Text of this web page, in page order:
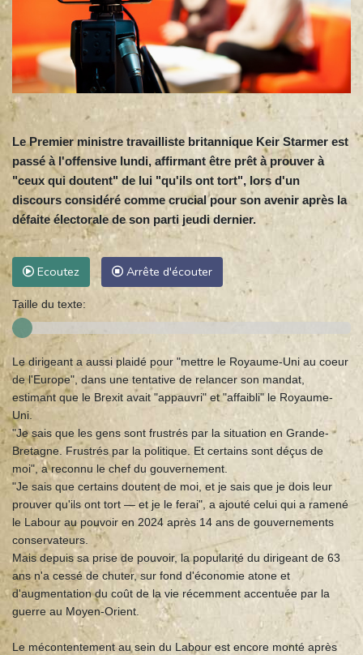
Le Premier ministre travailliste britannique Keir Starmer est
passé à l'offensive lundi, affirmant être prêt à prouver à
"ceux qui doutent" de lui "qu'ils ont tort", lors d'un
discours considéré comme crucial pour son avenir après la
défaite électorale de son parti jeudi dernier.
Ecoutez Arrête d'écouter
Taille du texte:
Le dirigeant a aussi plaidé pour "mettre le Royaume-Uni au coeur
de l'Europe", dans une tentative de relancer son mandat,
estimant que le Brexit avait "appauvri" et "affaibli" le Royaume-
Uni.
"Je sais que les gens sont frustrés par la situation en Grande-
Bretagne. Frustrés par la politique. Et certains sont déçus de
moi", a reconnu le chef du gouvernement.
"Je sais que certains doutent de moi, et je sais que je dois leur
prouver qu'ils ont tort — et je le ferai", a ajouté celui qui a ramené
le Labour au pouvoir en 2024 après 14 ans de gouvernements
conservateurs.
Mais depuis sa prise de pouvoir, la popularité du dirigeant de 63
ans n'a cessé de chuter, sur fond d'économie atone et
d'augmentation du coût de la vie récemment accentuée par la
guerre au Moyen-Orient.
Le mécontentement au sein du Labour est encore monté après